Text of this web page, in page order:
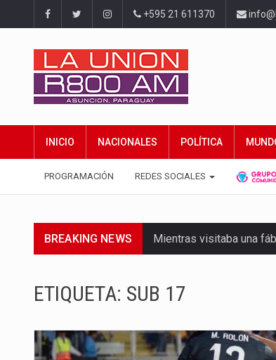
+595 21 611370
INICIO NACIONALES POLÍTICA
PROGRAMACIÓN REDES SOCIALES
BREAKING NEWS Mientras visitaba una
El Ministerio de
Para Tania, una
ETIQUETA: SUB 17